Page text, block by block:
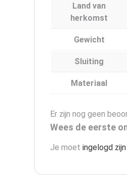
Land van
herkomst
Gewicht
Sluiting
Materiaal
Er zijn nog geen
Wees de eerste
Je moet ingelogd zijn